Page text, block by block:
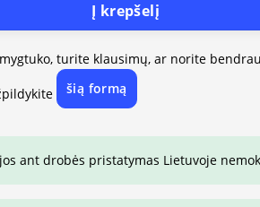
Į krepšelį
turite klausimų, ar norite
šią formą
ant drobės pristatymas Lietuvoje